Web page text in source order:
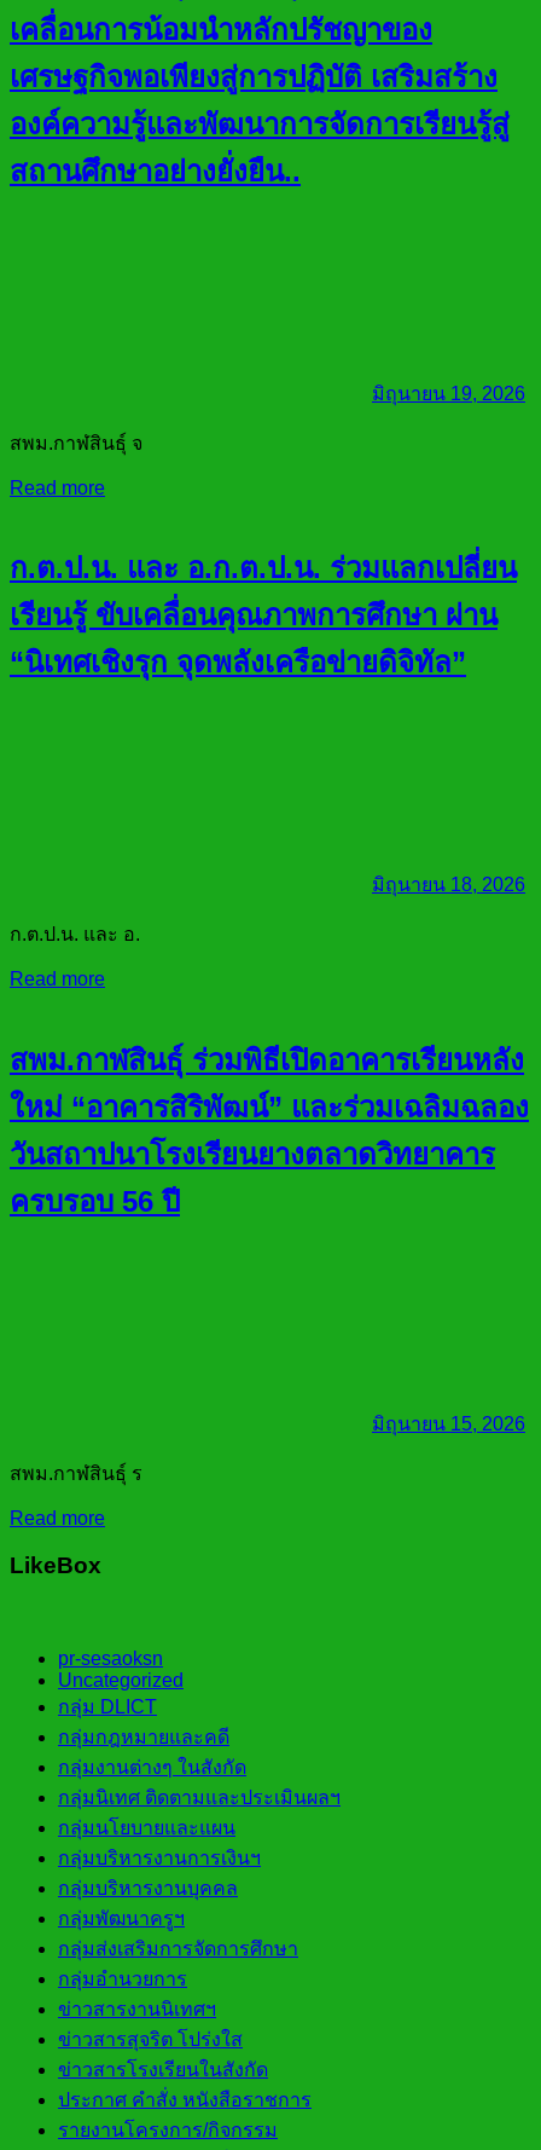
เคลื่อนการน้อมนำหลักปรัชญาของ
เศรษฐกิจพอเพียงสู่การปฏิบัติ เสริมสร้าง
องค์ความรู้และพัฒนาการจัดการเรียนรู้สู่
สถานศึกษาอย่างยั่งยืน..
มิถุนายน 19, 2026
สพม.กาฬสินธุ์ จ
Read more
ก.ต.ป.น. และ อ.ก.ต.ป.น. ร่วมแลกเปลี่ยน
เรียนรู้ ขับเคลื่อนคุณภาพการศึกษา ผ่าน
“นิเทศเชิงรุก จุดพลังเครือข่ายดิจิทัล”
มิถุนายน 18, 2026
ก.ต.ป.น. และ อ.
Read more
สพม.กาฬสินธุ์ ร่วมพิธีเปิดอาคารเรียนหลัง
ใหม่ “อาคารสิริพัฒน์” และร่วมเฉลิมฉลอง
วันสถาปนาโรงเรียนยางตลาดวิทยาคาร
ครบรอบ 56 ปี
มิถุนายน 15, 2026
สพม.กาฬสินธุ์ ร
Read more
LikeBox
pr-sesaoksn
Uncategorized
กลุ่ม DLICT
กลุ่มกฎหมายและคดี
กลุ่มงานต่างๆ ในสังกัด
กลุ่มนิเทศ ติดตามและประเมินผลฯ
กลุ่มนโยบายและแผน
กลุ่มบริหารงานการเงินฯ
กลุ่มบริหารงานบุคคล
กลุ่มพัฒนาครูฯ
กลุ่มส่งเสริมการจัดการศึกษา
กลุ่มอำนวยการ
ข่าวสารงานนิเทศฯ
ข่าวสารสุจริต โปร่งใส
ข่าวสารโรงเรียนในสังกัด
ประกาศ คำสั่ง หนังสือราชการ
รายงานโครงการ/กิจกรรม